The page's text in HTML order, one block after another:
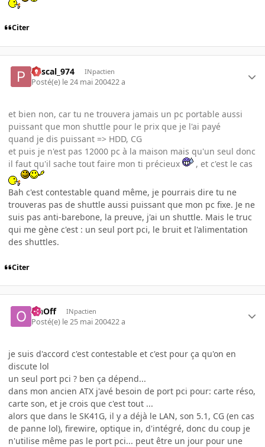
Citer
Pascal_974 INpactien
Posté(e) le 24 mai 200422 a
et bien non, car tu ne trouvera jamais un pc portable aussi
puissant que mon shuttle pour le prix que je l'ai payé
quand je dis puissant => HDD, CG
et puis je n'est pas 12000 pc à la maison mais qu'un seul donc
il faut qu'il sache tout faire mon ti précieux
, et c'est le cas
Bah c'est contestable quand même, je pourrais dire tu ne
trouveras pas de shuttle aussi puissant que mon pc fixe. Je ne
suis pas anti-barebone, la preuve, j'ai un shuttle. Mais le truc
qui me gène c'est : un seul port pci, le bruit et l'alimentation
des shuttles.
Citer
OnOff INpactien
Posté(e) le 25 mai 200422 a
je suis d'accord c'est contestable et c'est pour ça qu'on en
discute lol
un seul port pci ? ben ça dépend...
dans mon ancien ATX j'avé besoin de port pci pour: carte réso,
carte son, et je crois que c'est tout ...
alors que dans le SK41G, il y a déjà le LAN, son 5.1, CG (en cas
de panne lol), firewire, optique in, d'intégré, donc du coup je
n'utilise même pas le port pci... peut être un jour pour une